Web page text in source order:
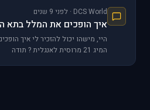
DCS World · לפני 9 שנים
היי, מישהו יכול להזכיר לי איך
המיג 21 מרוסית לאנגלית ? תודה